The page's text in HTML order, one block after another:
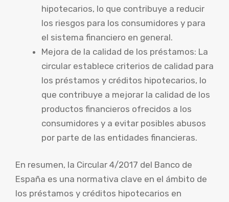
hipotecarios, lo que contribuye a reducir
los riesgos para los consumidores y para
el sistema financiero en general.
Mejora de la calidad de los préstamos: La
circular establece criterios de calidad para
los préstamos y créditos hipotecarios, lo
que contribuye a mejorar la calidad de los
productos financieros ofrecidos a los
consumidores y a evitar posibles abusos
por parte de las entidades financieras.
En resumen, la Circular 4/2017 del Banco de
España es una normativa clave en el ámbito de
los préstamos y créditos hipotecarios en